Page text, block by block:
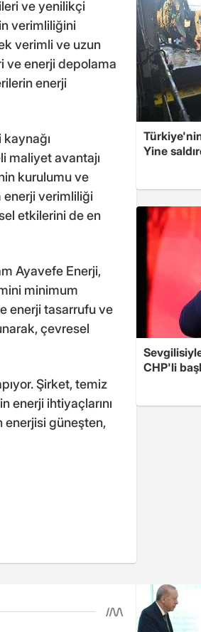
ve yenilikçi
verimliliğini
verimli ve uzun
ve enerji depolama
enerji
maliyet avantajı
kurulumu ve
enerji verimliliği
etkilerini de en
Ayavefe Enerji,
minimum
enerji tasarrufu ve
çevresel
Şirket, temiz
enerji ihtiyaçlarını
enerjisi güneşten,
Yine
CHP'li